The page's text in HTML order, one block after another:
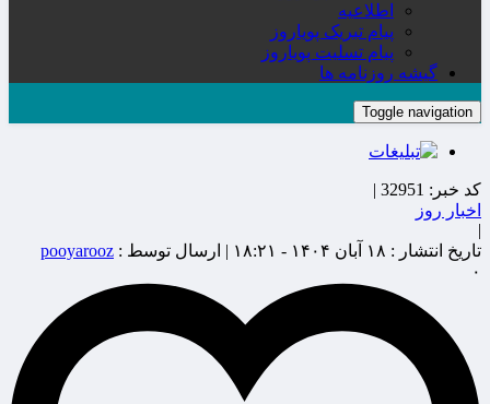
اطلاعیه
پیام تبریک پویاروز
پیام تسلیت پویاروز
گیشه روزنامه ها
Toggle navigation
کد خبر: 32951 |
اخبار روز
|
تاریخ انتشار : ۱۸ آبان ۱۴۰۴ - ۱۸:۲۱ | ارسال توسط : pooyarooz
۰